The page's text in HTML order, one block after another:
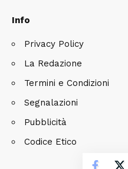
Info
Privacy Policy
La Redazione
Termini e Condizioni
Segnalazioni
Pubblicità
Codice Etico